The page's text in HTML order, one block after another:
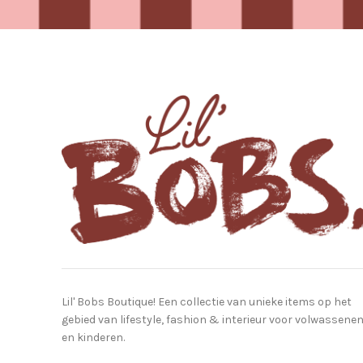
Lil' Bobs Boutique! Een collectie van unieke items op het
gebied van lifestyle, fashion & interieur voor volwassenen
en kinderen.